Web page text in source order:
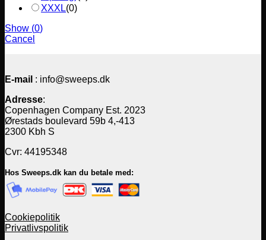
XXXL(0)
Show (0)
Cancel
E-mail : info@sweeps.dk
Adresse:
Copenhagen Company Est. 2023
Ørestads boulevard 59b 4,-413
2300 Kbh S
Cvr: 44195348
Hos Sweeps.dk kan du betale med:
Cookiepolitik
Privatlivspolitik